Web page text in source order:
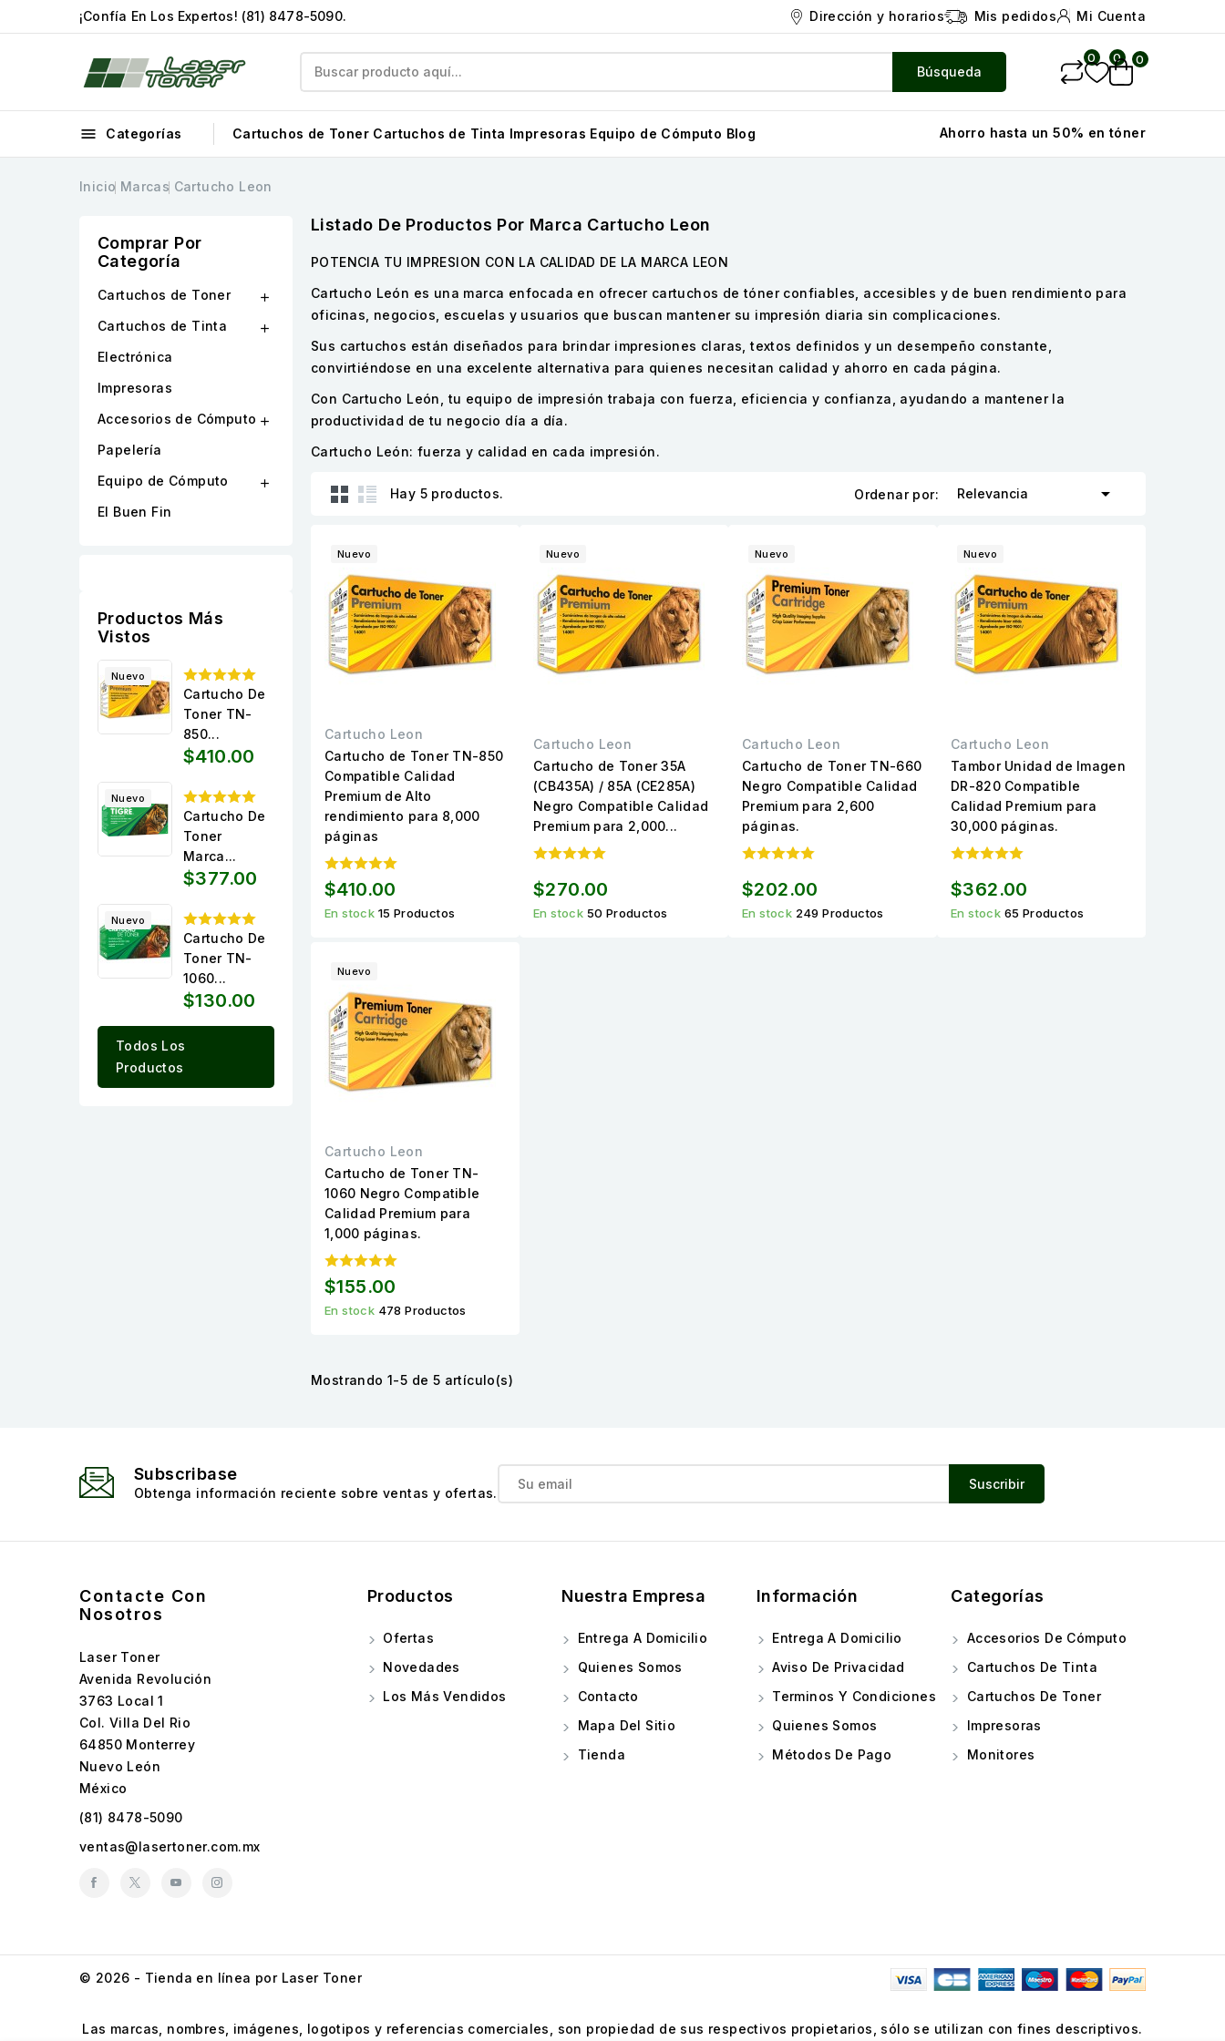
¡Confía En Los Expertos! (81) 8478-5090. Dirección y horarios Mis pedidos Mi Cuenta
Búsqueda
0 0 0
 Categorías Cartuchos de Toner Cartuchos de Tinta Impresoras Equipo de Cómputo Blog Ahorro hasta un 50% en tóner
Inicio Marcas Cartucho Leon
Comprar Por
Categoría
Cartuchos de Toner 
Cartuchos de Tinta 
Electrónica
Impresoras
Accesorios de Cómputo 
Papelería
Equipo de Cómputo

El Buen Fin
Productos Más
Vistos
Nuevo
Cartucho De
Toner TN-
850...
$410.00
Nuevo
Cartucho De
Toner
Marca...
$377.00
Nuevo
Cartucho De
Toner TN-
1060...
$130.00
Todos Los
Productos
Listado De Productos Por Marca Cartucho Leon
POTENCIA TU IMPRESION CON LA CALIDAD DE LA MARCA LEON
Cartucho León es una marca enfocada en ofrecer cartuchos de tóner confiables, accesibles y de buen rendimiento para
oficinas, negocios, escuelas y usuarios que buscan mantener su impresión diaria sin complicaciones.
Sus cartuchos están diseñados para brindar impresiones claras, textos definidos y un desempeño constante,
convirtiéndose en una excelente alternativa para quienes necesitan calidad y ahorro en cada página.
Con Cartucho León, tu equipo de impresión trabaja con fuerza, eficiencia y confianza, ayudando a mantener la
productividad de tu negocio día a día.
Cartucho León: fuerza y calidad en cada impresión.
Hay 5 productos. Ordenar por: Relevancia 
Nuevo
Cartucho Leon
Cartucho de Toner TN-850
Compatible Calidad
Premium de Alto
rendimiento para 8,000
páginas
$410.00
En stock 15 Productos
Nuevo
Cartucho Leon
Cartucho de Toner 35A
(CB435A) / 85A (CE285A)
Negro Compatible Calidad
Premium para 2,000...
$270.00
En stock 50 Productos
Nuevo
Cartucho Leon
Cartucho de Toner TN-660
Negro Compatible Calidad
Premium para 2,600
páginas.
$202.00
En stock 249 Productos
Nuevo
Cartucho Leon
Tambor Unidad de Imagen
DR-820 Compatible
Calidad Premium para
30,000 páginas.
$362.00
En stock 65 Productos
Nuevo
Cartucho Leon
Cartucho de Toner TN-
1060 Negro Compatible
Calidad Premium para
1,000 páginas.
$155.00
En stock 478 Productos
Mostrando 1-5 de 5 artículo(s)
Subscribase
Obtenga información reciente sobre ventas y ofertas.
Contacte Con
Nosotros
Laser Toner
Avenida Revolución
3763 Local 1
Col. Villa Del Rio
64850 Monterrey
Nuevo León
México
(81) 8478-5090
ventas@lasertoner.com.mx
Productos
Ofertas
Novedades
Los Más Vendidos
Nuestra Empresa
Entrega A Domicilio
Quienes Somos
Contacto
Mapa Del Sitio
Tienda
Información
Entrega A Domicilio
Aviso De Privacidad
Terminos Y Condiciones
Quienes Somos
Métodos De Pago
Categorías
Accesorios De Cómputo
Cartuchos De Tinta
Cartuchos De Toner
Impresoras
Monitores
© 2026 - Tienda en línea por Laser Toner
Las marcas, nombres, imágenes, logotipos y referencias comerciales, son propiedad de sus respectivos propietarios, sólo se utilizan con fines descriptivos.